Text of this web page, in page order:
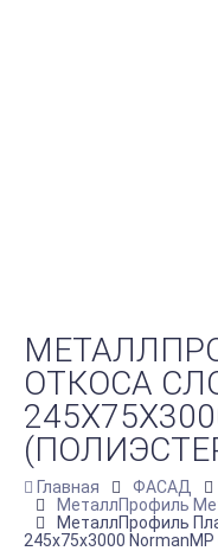
ОТКОСА
Главная ФАСАД
МеталлПрофиль
МеталлПрофиль
245х75х3000